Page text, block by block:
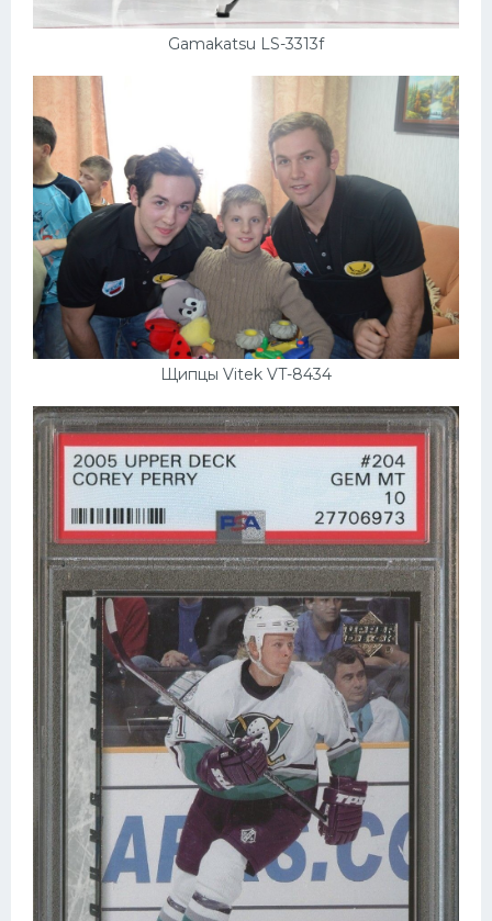
Gamakatsu LS-3313f
Щипцы Vitek VT-8434